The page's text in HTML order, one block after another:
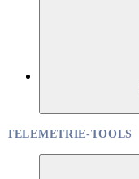
TELEMETRIE-TOOLS